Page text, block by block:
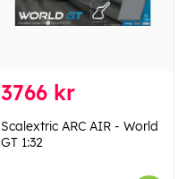
3766 kr
Scalextric ARC AIR - World
GT 1:32